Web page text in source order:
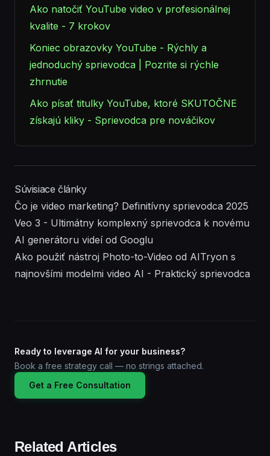
Ako natočiť YouTube video v profesionálnej
kvalite - 7 krokov
Koniec obrazovky YouTube - Rýchly a
jednoduchý sprievodca | Pozrite si rýchle
zhrnutie
Ako písať titulky YouTube, ktoré SKUTOČNE
získajú kliky - Sprievodca pre nováčikov
Súvisiace články
Čo je video marketing? Definitívny sprievodca 2025
Veo 3 - Ultimátny komplexný sprievodca k novému
AI generátoru videí od Googlu
Ako použiť nástroj Photo-to-Video od AITryon s
najnovšími modelmi video AI - Praktický sprievodca
Ready to leverage AI for your business?
Book a free strategy call — no strings attached.
Get a Free Consultation
Related Articles